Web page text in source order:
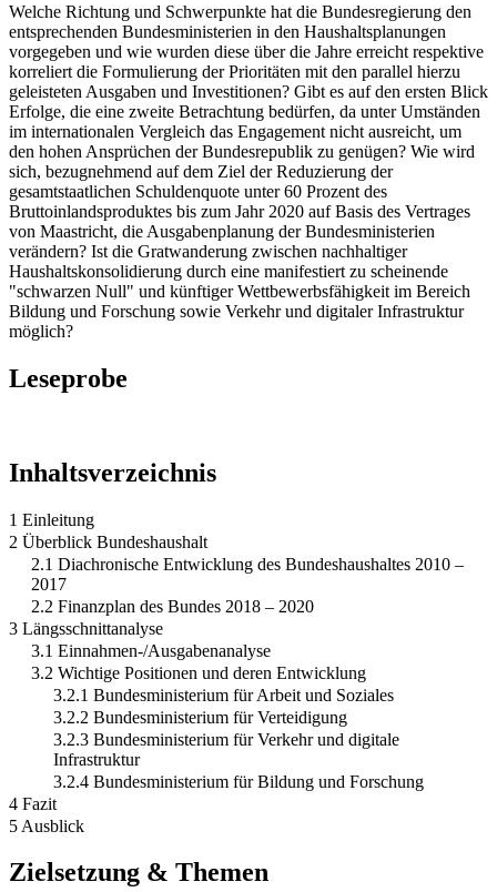
Welche Richtung und Schwerpunkte hat die Bundesregierung den
entsprechenden Bundesministerien in den Haushaltsplanungen
vorgegeben und wie wurden diese über die Jahre erreicht respektive
korreliert die Formulierung der Prioritäten mit den parallel hierzu
geleisteten Ausgaben und Investitionen? Gibt es auf den ersten Blick
Erfolge, die eine zweite Betrachtung bedürfen, da unter Umständen
im internationalen Vergleich das Engagement nicht ausreicht, um
den hohen Ansprüchen der Bundesrepublik zu genügen? Wie wird
sich, bezugnehmend auf dem Ziel der Reduzierung der
gesamtstaatlichen Schuldenquote unter 60 Prozent des
Bruttoinlandsproduktes bis zum Jahr 2020 auf Basis des Vertrages
von Maastricht, die Ausgabenplanung der Bundesministerien
verändern? Ist die Gratwanderung zwischen nachhaltiger
Haushaltskonsolidierung durch eine manifestiert zu scheinende
"schwarzen Null" und künftiger Wettbewerbsfähigkeit im Bereich
Bildung und Forschung sowie Verkehr und digitaler Infrastruktur
möglich?
Leseprobe
Inhaltsverzeichnis
1 Einleitung
2 Überblick Bundeshaushalt
2.1 Diachronische Entwicklung des Bundeshaushaltes 2010 –
2017
2.2 Finanzplan des Bundes 2018 – 2020
3 Längsschnittanalyse
3.1 Einnahmen-/Ausgabenanalyse
3.2 Wichtige Positionen und deren Entwicklung
3.2.1 Bundesministerium für Arbeit und Soziales
3.2.2 Bundesministerium für Verteidigung
3.2.3 Bundesministerium für Verkehr und digitale
Infrastruktur
3.2.4 Bundesministerium für Bildung und Forschung
4 Fazit
5 Ausblick
Zielsetzung & Themen